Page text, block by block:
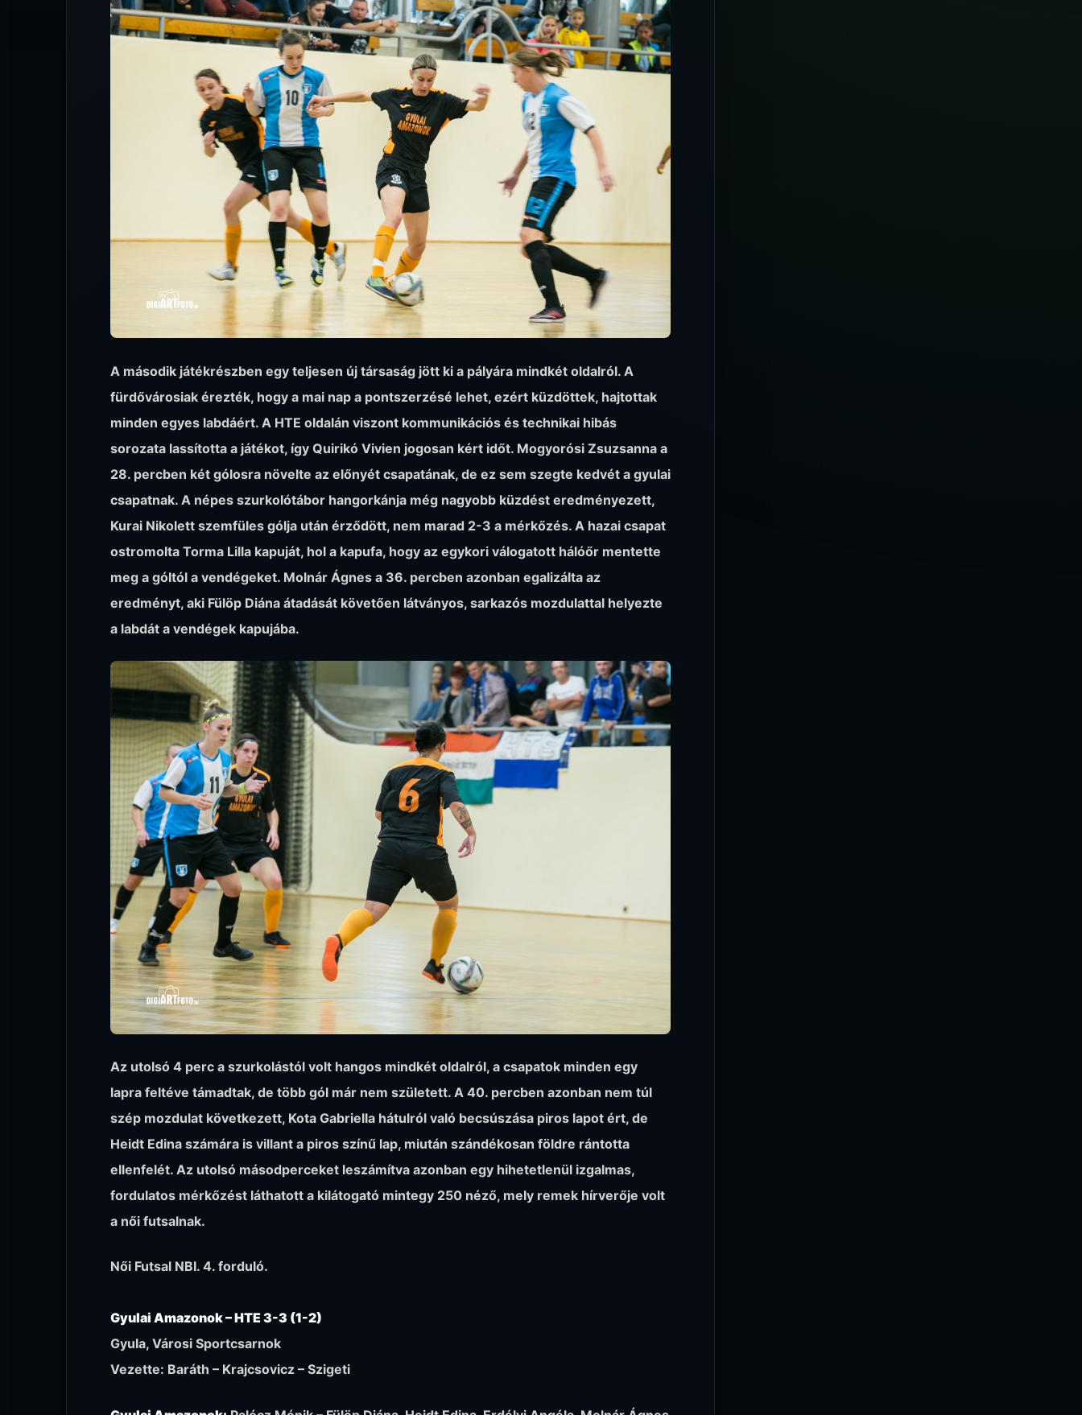
A második játékrészben egy teljesen új társaság jött ki a pályára mindkét oldalról. A
fürdővárosiak érezték, hogy a mai nap a pontszerzésé lehet, ezért küzdöttek, hajtottak
minden egyes labdáért. A HTE oldalán viszont kommunikációs és technikai hibás
sorozata lassította a játékot, így Quirikó Vivien jogosan kért időt. Mogyorósi Zsuzsanna a
28. percben két gólosra növelte az előnyét csapatának, de ez sem szegte kedvét a gyulai
csapatnak. A népes szurkolótábor hangorkánja még nagyobb küzdést eredményezett,
Kurai Nikolett szemfüles gólja után érződött, nem marad 2-3 a mérkőzés. A hazai csapat
ostromolta Torma Lilla kapuját, hol a kapufa, hogy az egykori válogatott hálóőr mentette
meg a góltól a vendégeket. Molnár Ágnes a 36. percben azonban egalizálta az
eredményt, aki Fülöp Diána átadását követően látványos, sarkazós mozdulattal helyezte
a labdát a vendégek kapujába.
Az utolsó 4 perc a szurkolástól volt hangos mindkét oldalról, a csapatok minden egy
lapra feltéve támadtak, de több gól már nem született. A 40. percben azonban nem túl
szép mozdulat következett, Kota Gabriella hátulról való becsúszása piros lapot ért, de
Heidt Edina számára is villant a piros színű lap, miután szándékosan földre rántotta
ellenfelét. Az utolsó másodperceket leszámítva azonban egy hihetetlenül izgalmas,
fordulatos mérkőzést láthatott a kilátogató mintegy 250 néző, mely remek hírverője volt
a női futsalnak.
Női Futsal NBI. 4. forduló.
Gyulai Amazonok – HTE 3-3 (1-2)
Gyula, Városi Sportcsarnok
Vezette: Baráth – Krajcsovicz – Szigeti